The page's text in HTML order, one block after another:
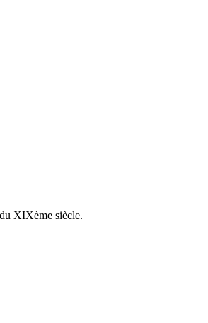
XIXème siècle.